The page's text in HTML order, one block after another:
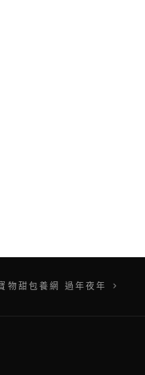
物甜包養網 過年夜年